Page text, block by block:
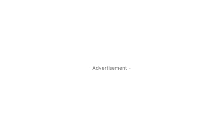
- Advertisement -